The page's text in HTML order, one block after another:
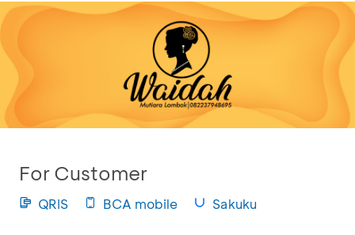
For Customer
QRIS BCA mobile Sakuku